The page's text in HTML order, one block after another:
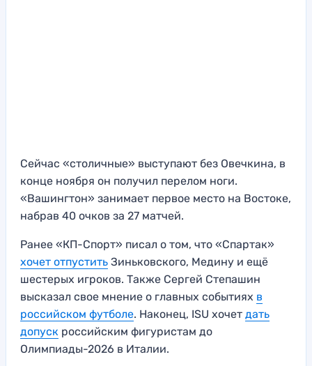
Сейчас «столичные» выступают без Овечкина, в
конце ноября он получил перелом ноги.
«Вашингтон» занимает первое место на Востоке,
набрав 40 очков за 27 матчей.
Ранее «КП-Спорт» писал о том, что «Спартак»
хочет отпустить Зиньковского, Медину и ещё
шестерых игроков. Также Сергей Степашин
высказал свое мнение о главных событиях в
российском футболе. Наконец, ISU хочет дать
допуск российским фигуристам до
Олимпиады-2026 в Италии.